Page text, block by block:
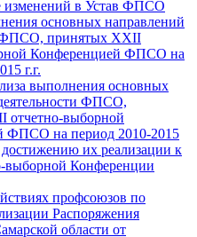
изменений в Устав ФПСО
основных направлений
ФПСО, принятых XXII
Конференцией ФПСО на
г.г.
выполнения основных
ФПСО,
отчетно-выборной
ФПСО на период 2010-2015
достижению их реализации к
выборной Конференции
профсоюзов по
Распоряжения
области от